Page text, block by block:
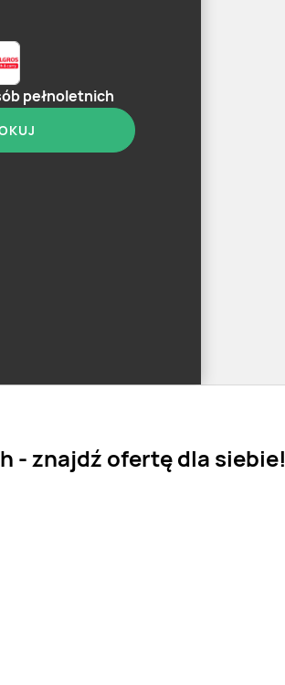
pełnoletnich
- znajdź ofertę dla siebie!